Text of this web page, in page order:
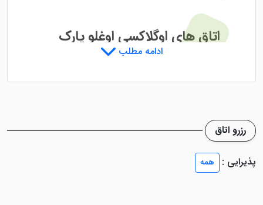
اتاق های اوگلاکسی اوغلو پارک
بوتیک ازمیر
وسایل و امکانات رفاهی خوبی طراحی شده تا میهمانان در
زمان اقامت آرامشی وصف نشدنی را تجربه کنند. شما با رزرو
هر یک از اتاق های این هتل، صبحانه و خدمات روم سرویس
ادامه مطلب
رزرو اتاق
پذیرایی :
همه